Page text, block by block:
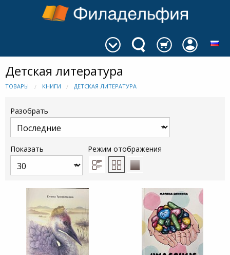
Детская литература
ТОВАРЫ КНИГИ ДЕТСКАЯ ЛИТЕРАТУРА
Разобрать
Показать Режим отображения